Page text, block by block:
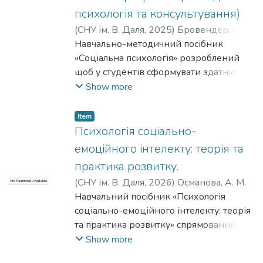
психологія та консультування)
(СНУ ім. В. Даля, 2025) Бровендер, О. О.
Завацька, Н. Є.
Навчально-методичний посібник
«Соціальна психологія» розроблений
щоб у студентів сформувати здатність
використовувати соціально-
групової динаміки, спілкування,
міжособистісної та між групової
взаємодії а також здатність
використовувати теоретичні засади
соціальної роботи для вдосконалення
стосунків держави та різних груп
населення.
Show more
No Thumbnail Available
Item
Психологія соціально-
емоційного інтелекту: теорія та
практика розвитку.
(СНУ ім. В. Даля, 2026) Османова, А. М.
Навчальний посібник «Психологія
соціально-емоційного інтелекту: теорія
та практика розвитку» спрямований на
формування соціально-емоційної
Show more